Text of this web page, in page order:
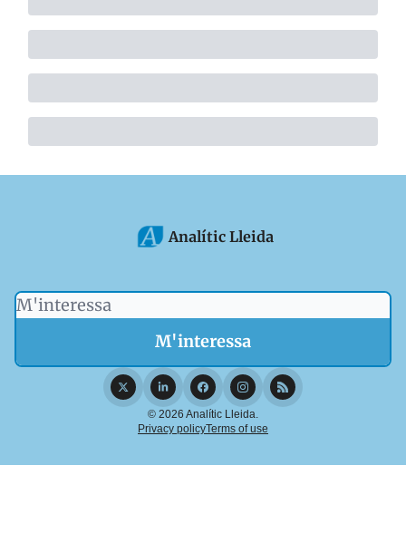
Analític Lleida
© 2026 Analític Lleida.
Privacy policyTerms of use